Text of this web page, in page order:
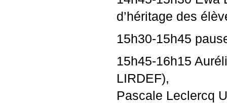
d’héritage des
15h30-15h45
15h45-16h15
LIRDEF),
Pascale Leclercq